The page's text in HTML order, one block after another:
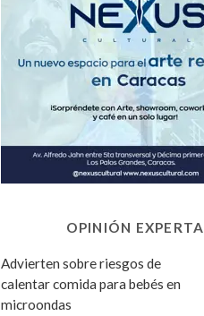
OPINIÓN EXPERTA
Advierten sobre riesgos de
calentar comida para bebés en
microondas